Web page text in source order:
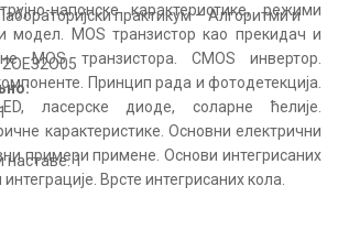
напонске карактеристике, режими
модел. MOS транзистор као прекидач и
MOS транзистора. CMOS инвертор.
Принцип рада и фотодетекција.
ласерске диоде, соларне ћелије.
карактеристике. Основни електрични
примери примене. Основи интегрисаних
Врсте интегрисаних кола.
практикум – Алгоритми и
2ОЕЗ2О05
наставе: 1